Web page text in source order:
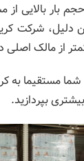
بار بالایی
دلیل، شرکت
کمتر از مالک
شما مستقیما به
بپردازید.